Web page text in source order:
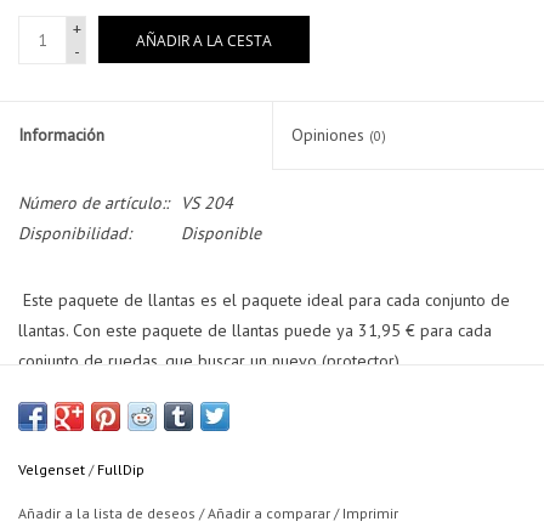
+
-
AÑADIR A LA CESTA
Información Opiniones (0)
Número de artículo::
VS 204
Disponibilidad:
Disponible
Este paquete de llantas es el paquete ideal para cada conjunto de
llantas. Con este paquete de llantas puede ya 31,95 € para cada
conjunto de ruedas, que buscar un nuevo (protector).
Velgenset / FullDip
Añadir a la lista de deseos /Añadir a comparar / Imprimir